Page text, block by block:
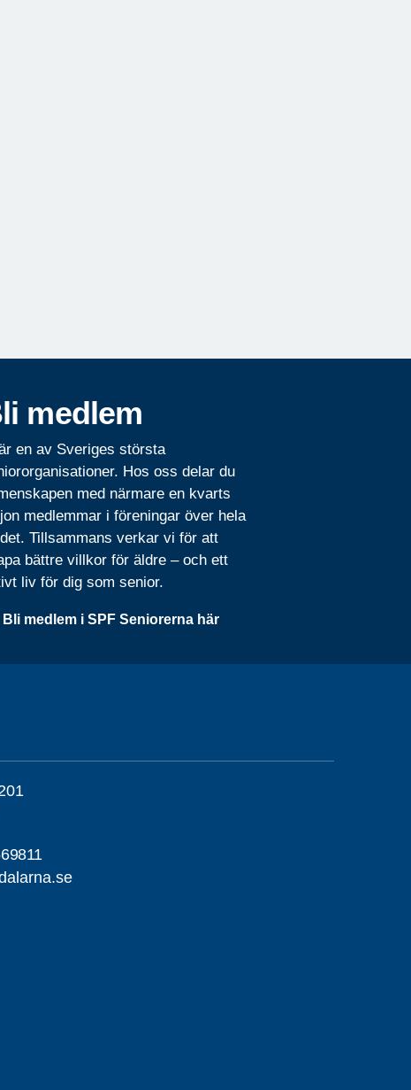
medlem
en av Sveriges största
Hos oss delar du
med närmare en kvarts
medlemmar i föreningar över hela
Tillsammans verkar vi för att
bättre villkor för äldre – och ett
liv för dig som senior.
Bli medlem i SPF Seniorerna här